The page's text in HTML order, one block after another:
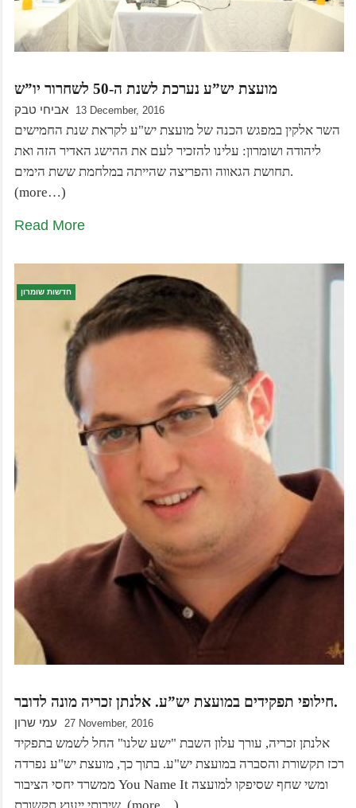
מועצת יש”ע נערכת לשנת ה-50 לשחרור יו”ש
אביחי טבק 13 December, 2016
השר אלקין במפגש הכנה של מועצת יש"ע לקראת שנת החמישים
ליהודה ושומרון: עלינו להזכיר לעם את ההישג האדיר הזה ואת
תחושת הגאווה והפריצה שהייתה במלחמת ששת הימים.
(more…)
Read More
חדשות שומרון
חילופי תפקידים במועצת יש”ע. אלנתן זכריה מונה לדובר.
עמי שרון 27 November, 2016
אלנתן זכריה, עורך עלון השבת "ישע שלנו" החל לשמש בתפקיד
רכז תקשורת והסברה במועצת יש"ע. בתוך כך, מועצת יש"ע נפרדה
ממשרד יחסי הציבור You Name It ומשי שחף שסיפקו למועצה